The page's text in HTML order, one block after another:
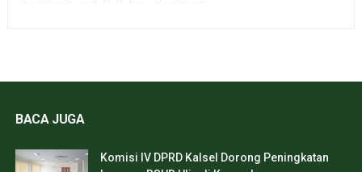
BACA JUGA
Komisi IV DPRD Kalsel Dorong Peningkatan